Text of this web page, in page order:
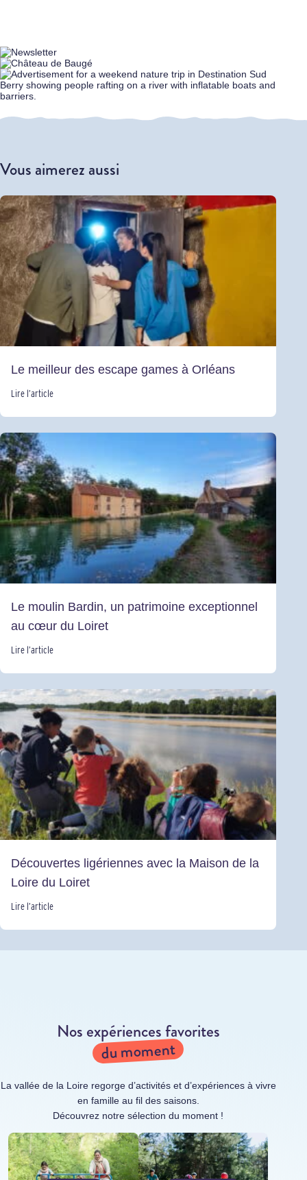
Vous aimerez aussi
Le meilleur des escape games à Orléans
Lire l’article
Le moulin Bardin, un patrimoine exceptionnel
au cœur du Loiret
Lire l’article
Découvertes ligériennes avec la Maison de la
Loire du Loiret
Lire l’article
Nos expériences favorites
du moment
La vallée de la Loire regorge d’activités et d’expériences à vivre
en famille au fil des saisons.
Découvrez notre sélection du moment !